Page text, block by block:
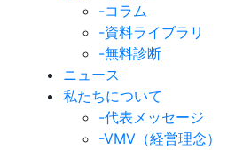
-コラム
-資料ライブラリ
-無料診断
ニュース
私たちについて
-代表メッセージ
-VMV（経営理念）